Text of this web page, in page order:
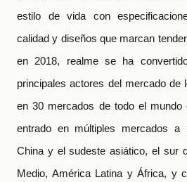
estilo de vida con
calidad y diseños que marcan
en 2018, realme se ha
principales actores del mercado de
en 30 mercados de todo el
entrado en múltiples mercados a
China y el sudeste asiático, el sur
Medio, América Latina y África, y